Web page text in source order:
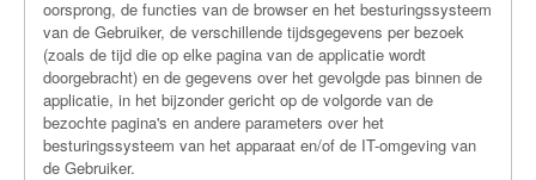
oorsprong, de functies van de browser en het besturingssysteem
van de Gebruiker, de verschillende tijdsgegevens per bezoek
(zoals de tijd die op elke pagina van de applicatie wordt
doorgebracht) en de gegevens over het gevolgde pas binnen de
applicatie, in het bijzonder gericht op de volgorde van de
bezochte pagina's en andere parameters over het
besturingssysteem van het apparaat en/of de IT-omgeving van
de Gebruiker.